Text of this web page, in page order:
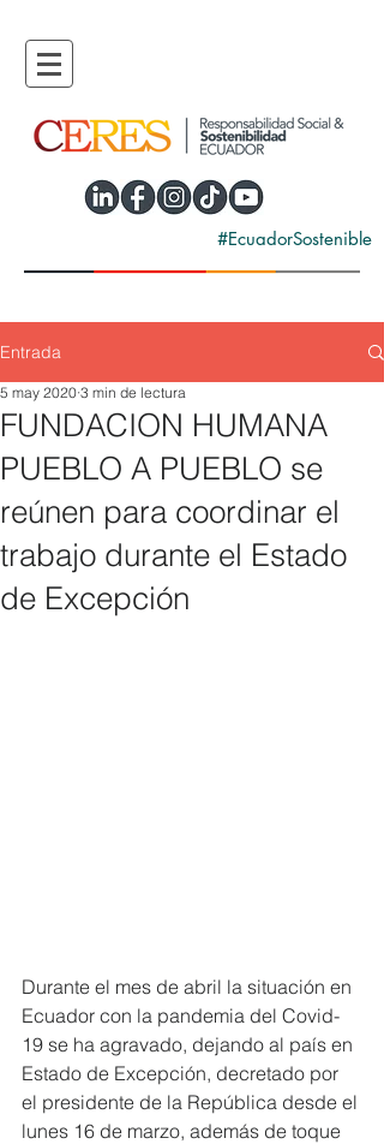
#EcuadorSostenible
Entrada
FUNDACION HUMANA
PUEBLO A PUEBLO se
reúnen para coordinar el
trabajo durante el Estado
de Excepción
5 may 2020 3 min de lectura
Durante el mes de abril la situación en
Ecuador con la pandemia del Covid-
19 se ha agravado, dejando al país en
Estado de Excepción, decretado por
el presidente de la República desde el
lunes 16 de marzo, además de toque